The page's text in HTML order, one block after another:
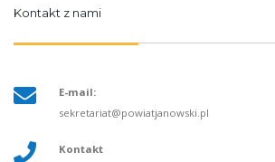
Kontakt z nami
E-mail:
sekretariat@powiatjanowski.pl
Kontakt